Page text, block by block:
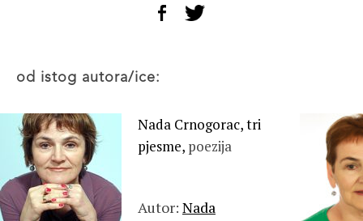
od istog autora/ice:
Nada Crnogorac, tri
pjesme, poezija
Autor: Nada